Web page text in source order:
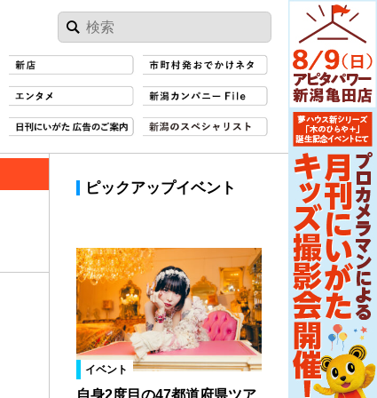
ピックアップイベント
イベント